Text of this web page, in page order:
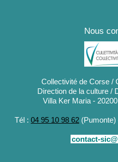
Nous
Collectivité de Corse /
Direction de la culture /
Villa Ker Maria -
Tél : 04 95 10 98 62 (Pumonte)
contact-